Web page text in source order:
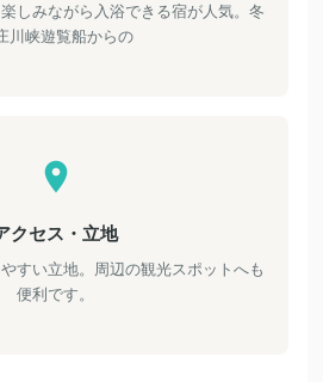
しみながら入浴できる宿が人気。冬
川峡遊覧船からの
クセス・立地
すい立地。周辺の観光スポットへも
便利です。